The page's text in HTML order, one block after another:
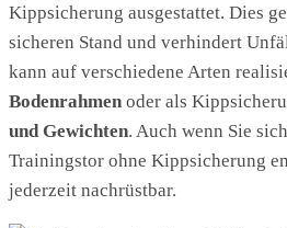
Kippsicherung ausgestattet. Dies
sicheren Stand und verhindert
kann auf verschiedene Arten
Bodenrahmen oder als
und Gewichten. Auch wenn Sie
Trainingstor ohne Kippsicherung
jederzeit nachrüstbar.